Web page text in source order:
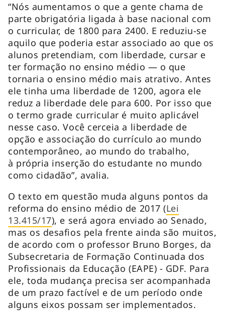
“Nós aumentamos o que a gente chama de
parte obrigatória ligada à base nacional com
o curricular, de 1800 para 2400. E reduziu-se
aquilo que poderia estar associado ao que os
alunos pretendiam, com liberdade, cursar e
ter formação no ensino médio — o que
tornaria o ensino médio mais atrativo. Antes
ele tinha uma liberdade de 1200, agora ele
reduz a liberdade dele para 600. Por isso que
o termo grade curricular é muito aplicável
nesse caso. Você cerceia a liberdade de
opção e associação do currículo ao mundo
contemporâneo, ao mundo do trabalho,
à própria inserção do estudante no mundo
como cidadão”, avalia.
O texto em questão muda alguns pontos da
reforma do ensino médio de 2017 (Lei
13.415/17), e será agora enviado ao Senado,
mas os desafios pela frente ainda são muitos,
de acordo com o professor Bruno Borges, da
Subsecretaria de Formação Continuada dos
Profissionais da Educação (EAPE) - GDF. Para
ele, toda mudança precisa ser acompanhada
de um prazo factível e de um período onde
alguns eixos possam ser implementados.